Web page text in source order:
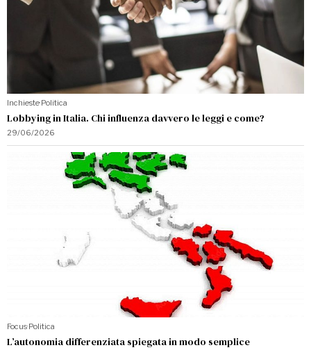
Inchieste·Politica
Lobbying in Italia. Chi influenza davvero le leggi e come?
29/06/2026
Focus·Politica
L’autonomia differenziata spiegata in modo semplice